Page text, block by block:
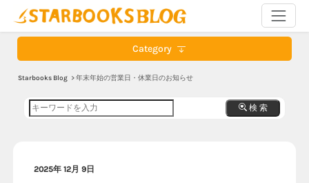
Category
検 索
Starbooks Blog > 年末年始の営業日・休業日のお知らせ
2025年 12月 9日